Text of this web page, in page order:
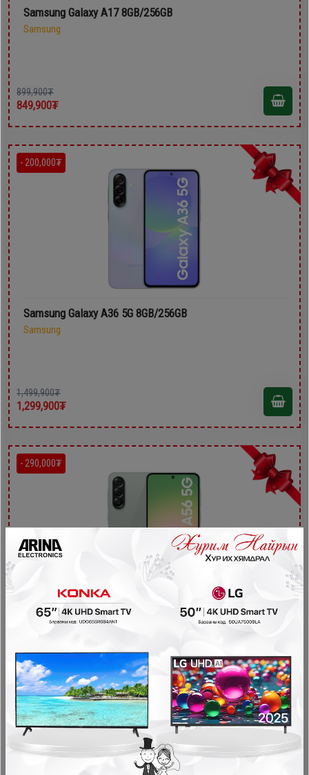
Samsung Galaxy A17 8GB/256GB
Samsung
899,900₮
849,900₮
- 200,000₮
Samsung Galaxy A36 5G 8GB/256GB
Samsung
1,499,900₮
1,299,900₮
- 290,000₮
Samsung Galaxy A56 5G 8GB/128GB
1,699,900₮
1,409,900₮